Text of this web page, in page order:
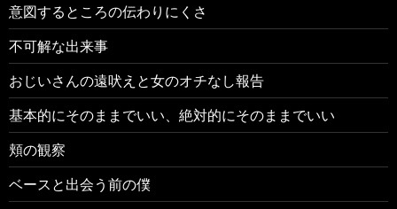
意図するところの伝わりにくさ
不可解な出来事
おじいさんの遠吠えと女のオチなし報告
基本的にそのままでいい、絶対的にそのままでいい
頬の観察
ベースと出会う前の僕